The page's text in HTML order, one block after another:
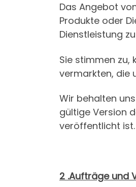
Das Angebot
Produkte oder
Dienstleistung
Sie stimmen zu,
vermarkten, die
Wir behalten
gültige Version
veröffentlicht ist.
2 .Aufträge und